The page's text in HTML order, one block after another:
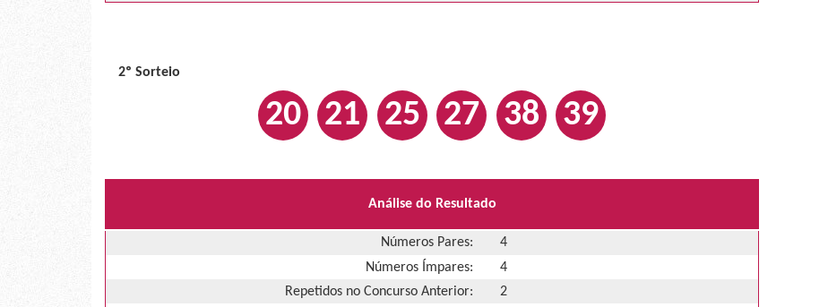
2º Sorteio
20 21 25 27 38 39
Análise do Resultado
Números Pares:
4
Números Ímpares:
4
Repetidos no Concurso Anterior:
2